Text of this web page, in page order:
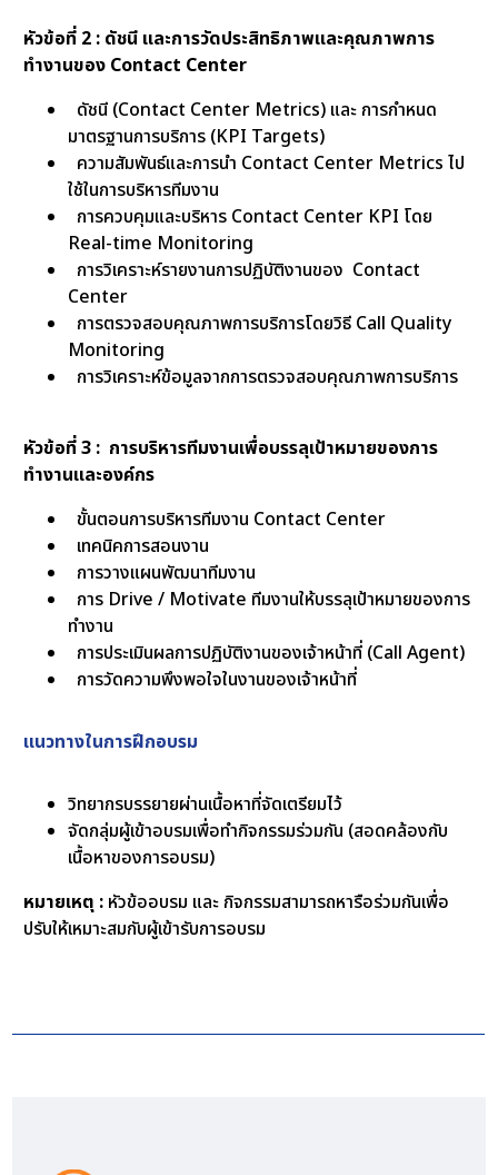
หัวข้อที่ 2 : ดัชนี และการวัดประสิทธิภาพและคุณภาพการ
ทำงานของ Contact Center
ดัชนี (Contact Center Metrics) และ การกำหนด
มาตรฐานการบริการ (KPI Targets)
ความสัมพันธ์และการนำ Contact Center Metrics ไป
ใช้ในการบริหารทีมงาน
การควบคุมและบริหาร Contact Center KPI โดย
Real-time Monitoring
การวิเคราะห์รายงานการปฏิบัติงานของ Contact
Center
การตรวจสอบคุณภาพการบริการโดยวิธี Call Quality
Monitoring
การวิเคราะห์ข้อมูลจากการตรวจสอบคุณภาพการบริการ
หัวข้อที่ 3 : การบริหารทีมงานเพื่อบรรลุเป้าหมายของการ
ทำงานและองค์กร
ขั้นตอนการบริหารทีมงาน Contact Center
เทคนิคการสอนงาน
การวางแผนพัฒนาทีมงาน
การ Drive / Motivate ทีมงานให้บรรลุเป้าหมายของการ
ทำงาน
การประเมินผลการปฏิบัติงานของเจ้าหน้าที่ (Call Agent)
การวัดความพึงพอใจในงานของเจ้าหน้าที่
แนวทางในการฝึกอบรม
วิทยากรบรรยายผ่านเนื้อหาที่จัดเตรียมไว้
จัดกลุ่มผู้เข้าอบรมเพื่อทำกิจกรรมร่วมกัน (สอดคล้องกับ
เนื้อหาของการอบรม)
หมายเหตุ : หัวข้ออบรม และ กิจกรรมสามารถหารือร่วมกันเพื่อ
ปรับให้เหมาะสมกับผู้เข้ารับการอบรม